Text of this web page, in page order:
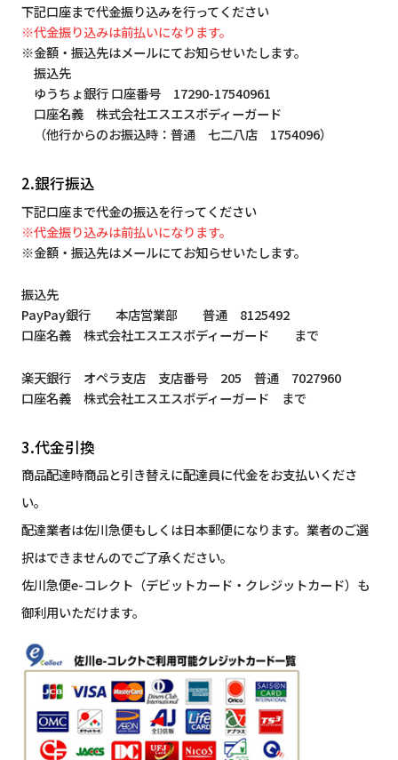
下記口座まで代金振り込みを行ってください
※代金振り込みは前払いになります。
※金額・振込先はメールにてお知らせいたします。
振込先
ゆうちょ銀行 口座番号 17290-17540961
口座名義 株式会社エスエスボディーガード
（他行からのお振込時：普通 七二八店 1754096）
2.銀行振込
下記口座まで代金の振込を行ってください
※代金振り込みは前払いになります。
※金額・振込先はメールにてお知らせいたします。
振込先
PayPay銀行 本店営業部 普通 8125492
口座名義 株式会社エスエスボディーガード まで
楽天銀行 オペラ支店 支店番号 205 普通 7027960
口座名義 株式会社エスエスボディーガード まで
3.代金引換
商品配達時商品と引き替えに配達員に代金をお支払いくださ
い。
配達業者は佐川急便もしくは日本郵便になります。業者のご選
択はできませんのでご了承ください。
佐川急便e-コレクト（デビットカード・クレジットカード）も
御利用いただけます。